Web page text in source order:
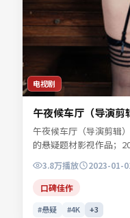
电视剧
午夜候车厅（导演剪
午夜候车厅（导演剪辑
的悬疑题材影视作品；
平台。主演易南乔、任
的人物命运。色彩与配
推敲。适合检索「悬疑
映」等关键词的观众收藏
3.8万播放 2023-01-
口碑佳作
#悬疑 #4K +3